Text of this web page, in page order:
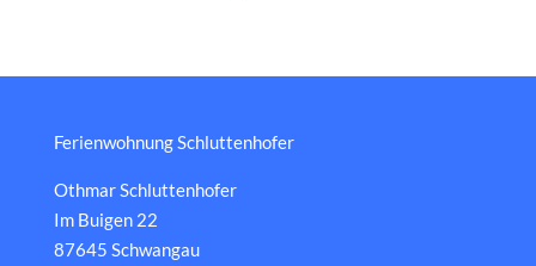
Ferienwohnung Schluttenhofer
Othmar Schluttenhofer
Im Buigen 22
87645 Schwangau